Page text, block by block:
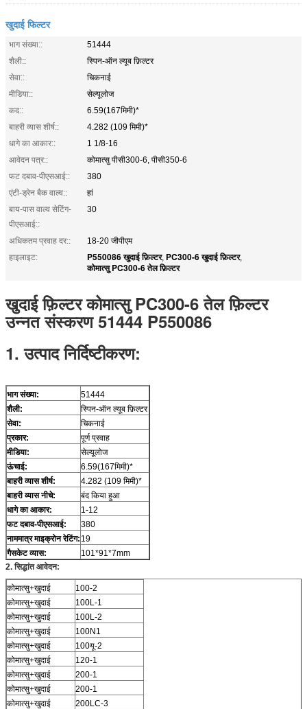
खुदाई फिल्टर
भाग संख्या::
51444
शैली::
स्पिन-ऑन ल्यूब फ़िल्टर
सेवा::
चिकनाई
मीडिया::
सेल्यूलोज
कद::
6.59(167मिमी)*
बाहरी व्यास शीर्ष::
4.282 (109 मिमी)*
धागे का आकार::
1 1/8-16
आवेदन पत्र::
कोमात्सु पीसी300-6, पीसी350-6
फट दबाव-पीएसआई::
380
एंटी-ड्रेन बैक वाल्व::
हां
बाय-पास वाल्व सेटिंग-
पीएसआई::
30
अधिकतम प्रवाह दर::
18-20 जीपीएम
हाइलाइट:
P550086 खुदाई फ़िल्टर, PC300-6 खुदाई फ़िल्टर,
कोमात्सु PC300-6 तेल फ़िल्टर
खुदाई फ़िल्टर कोमात्सु PC300-6 तेल फ़िल्टर
उन्नत संस्करण 51444 P550086
1. उत्पाद निर्दिष्टीकरण:
भाग संख्या:
51444
शैली:
स्पिन-ऑन ल्यूब फ़िल्टर
सेवा:
चिकनाई
प्रकार:
पूर्ण प्रवाह
मीडिया:
सेल्यूलोज
ऊंचाई:
6.59(167मिमी)*
बाहरी व्यास शीर्ष:
4.282 (109 मिमी)*
बाहरी व्यास नीचे:
बंद किया हुआ
धागे का आकार:
1-12
फट दबाव-पीएसआई:
380
नाममात्र माइक्रोन रेटिंग: 19
गैसकेट व्यास:
101*91*7mm
2. सिद्धांत आवेदन:
कोमात्सु+खुदाई
100-2
कोमात्सु+खुदाई
100L-1
कोमात्सु+खुदाई
100L-2
कोमात्सु+खुदाई
100N1
कोमात्सु+खुदाई
100यू-2
कोमात्सु+खुदाई
120-1
कोमात्सु+खुदाई
200-1
कोमात्सु+खुदाई
200-1
कोमात्सु+खुदाई
200LC-3